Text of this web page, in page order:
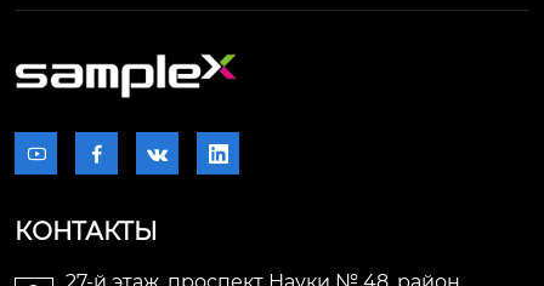
   
КОНТАКТЫ